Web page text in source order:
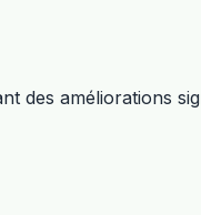
des améliorations